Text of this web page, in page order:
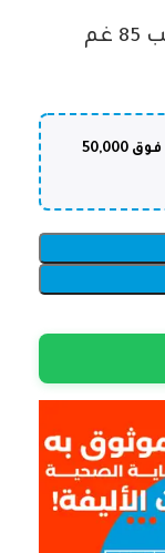
🎁 خصم 10% + 🚚 شحن مجاني للطلبات فوق 50,000